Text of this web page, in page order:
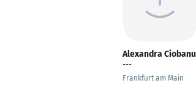
Alexandra Ciobanu
---
Frankfurt am Main